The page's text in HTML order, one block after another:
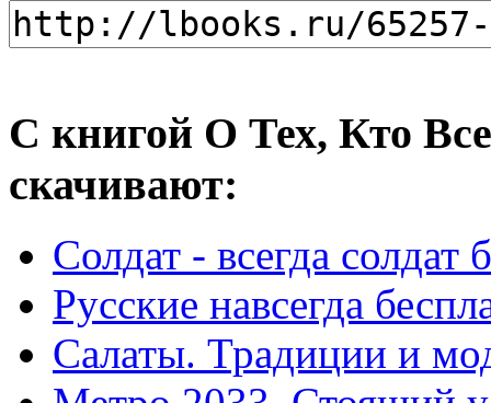
С книгой О Тех, Кто
скачивают:
Солдат - всегда солдат
Русские навсегда
Салаты. Традиции и